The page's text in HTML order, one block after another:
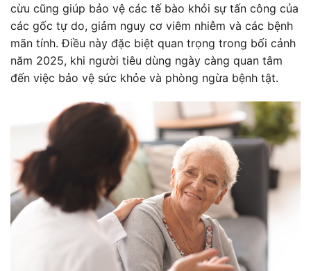
cừu cũng giúp bảo vệ các tế bào khỏi sự tấn công của
các gốc tự do, giảm nguy cơ viêm nhiễm và các bệnh
mãn tính. Điều này đặc biệt quan trọng trong bối cảnh
năm 2025, khi người tiêu dùng ngày càng quan tâm
đến việc bảo vệ sức khỏe và phòng ngừa bệnh tật.